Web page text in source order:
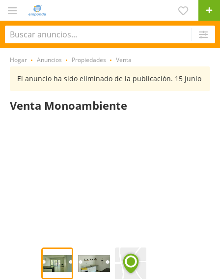
Hogar Anuncios Propiedades Venta
El anuncio ha sido eliminado de la publicación. 15 junio
Venta Monoambiente